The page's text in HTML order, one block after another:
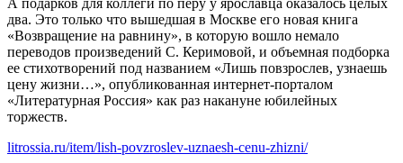
два. Это только что вышедшая в Москве его новая книга
«Возвращение на равнину», в которую вошло немало
переводов произведений С. Керимовой, и объемная подборка
ее стихотворений под названием «Лишь повзрослев, узнаешь
цену жизни…», опубликованная интернет-порталом
«Литературная Россия» как раз накануне юбилейных
торжеств.
litrossia.ru/item/lish-povzroslev-uznaesh-cenu-zhizni/